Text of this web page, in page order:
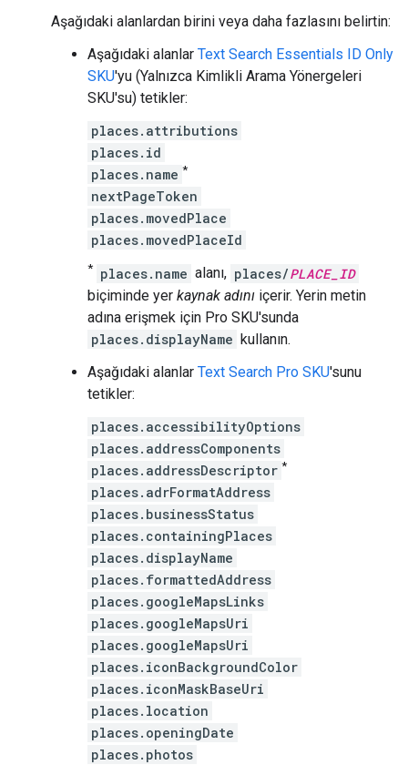
Aşağıdaki alanlardan birini veya daha fazlasını belirtin:
Aşağıdaki alanlar Text Search Essentials ID Only
SKU'yu (Yalnızca Kimlikli Arama Yönergeleri
SKU'su) tetikler:
places.attributions
places.id
places.name *
nextPageToken
places.movedPlace
places.movedPlaceId
* places.name alanı, places/PLACE_ID
biçiminde yer kaynak adını içerir. Yerin metin
adına erişmek için Pro SKU'sunda
places.displayName kullanın.
Aşağıdaki alanlar Text Search Pro SKU'sunu
tetikler:
places.accessibilityOptions
places.addressComponents
places.addressDescriptor *
places.adrFormatAddress
places.businessStatus
places.containingPlaces
places.displayName
places.formattedAddress
places.googleMapsLinks
places.googleMapsUri
places.googleMapsUri
places.iconBackgroundColor
places.iconMaskBaseUri
places.location
places.openingDate
places.photos